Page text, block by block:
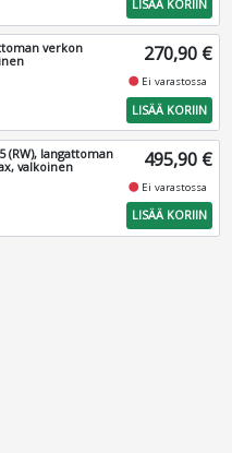
LISÄÄ KORIIN
verkon
270,90 €
fiber_manual_record Ei varastossa
LISÄÄ KORIIN
(RW), langattoman
valkoinen
495,90 €
fiber_manual_record Ei varastossa
LISÄÄ KORIIN